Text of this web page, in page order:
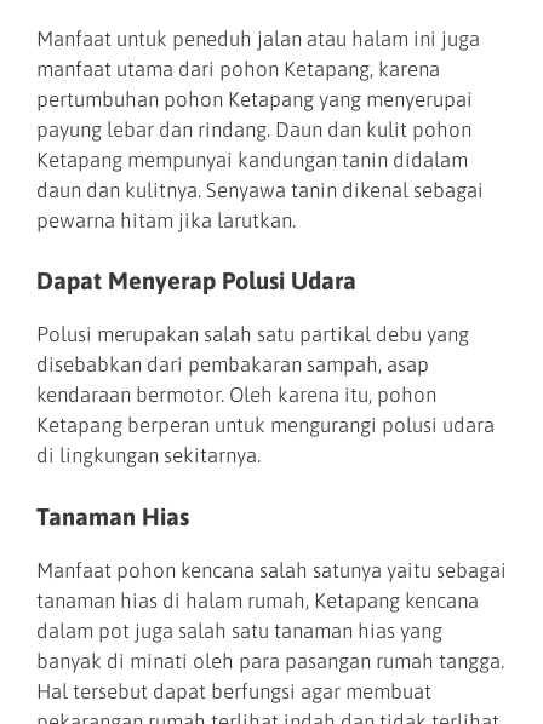
Manfaat untuk peneduh jalan atau halam ini juga
manfaat utama dari pohon Ketapang, karena
pertumbuhan pohon Ketapang yang menyerupai
payung lebar dan rindang. Daun dan kulit pohon
Ketapang mempunyai kandungan tanin didalam
daun dan kulitnya. Senyawa tanin dikenal sebagai
pewarna hitam jika larutkan.
Dapat Menyerap Polusi Udara
Polusi merupakan salah satu partikal debu yang
disebabkan dari pembakaran sampah, asap
kendaraan bermotor. Oleh karena itu, pohon
Ketapang berperan untuk mengurangi polusi udara
di lingkungan sekitarnya.
Tanaman Hias
Manfaat pohon kencana salah satunya yaitu sebagai
tanaman hias di halam rumah, Ketapang kencana
dalam pot juga salah satu tanaman hias yang
banyak di minati oleh para pasangan rumah tangga.
Hal tersebut dapat berfungsi agar membuat